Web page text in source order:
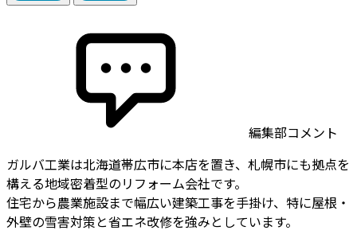
編集部コメント
ガルバ工業は北海道帯広市に本店を置き、札幌市にも拠点を
構える地域密着型のリフォーム会社です。
住宅から農業施設まで幅広い建築工事を手掛け、特に屋根・
外壁の雪害対策と省エネ改修を強みとしています。